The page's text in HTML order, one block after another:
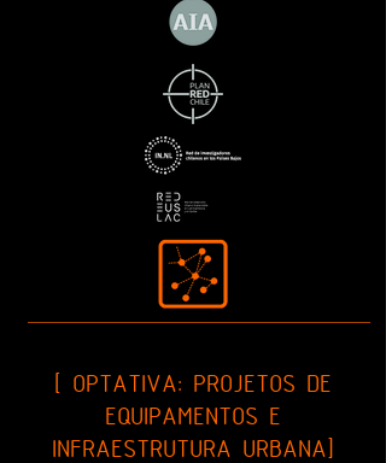
[ OPTATIVA: PROJETOS DE
EQUIPAMENTOS E
INFRAESTRUTURA URBANA]